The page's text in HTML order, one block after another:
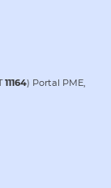
11164) Portal PME,